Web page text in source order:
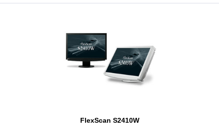
FlexScan S2410W